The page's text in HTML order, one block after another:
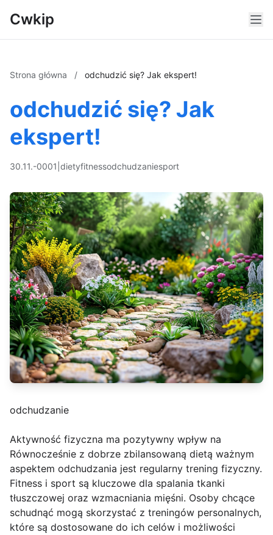
Cwkip
Strona główna / odchudzić się? Jak ekspert!
odchudzić się? Jak
ekspert!
30.11.-0001 dietyfitnessodchudzaniesport
odchudzanie
Aktywność fizyczna ma pozytywny wpływ na
Równocześnie z dobrze zbilansowaną dietą ważnym
aspektem odchudzania jest regularny trening fizyczny.
Fitness i sport są kluczowe dla spalania tkanki
tłuszczowej oraz wzmacniania mięśni. Osoby chcące
schudnąć mogą skorzystać z treningów personalnych,
które są dostosowane do ich celów i możliwości